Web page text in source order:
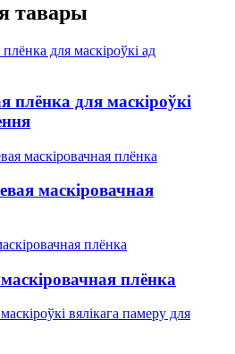
тавары
плёнка для маскіроўкі
маскіровачная
плёнка